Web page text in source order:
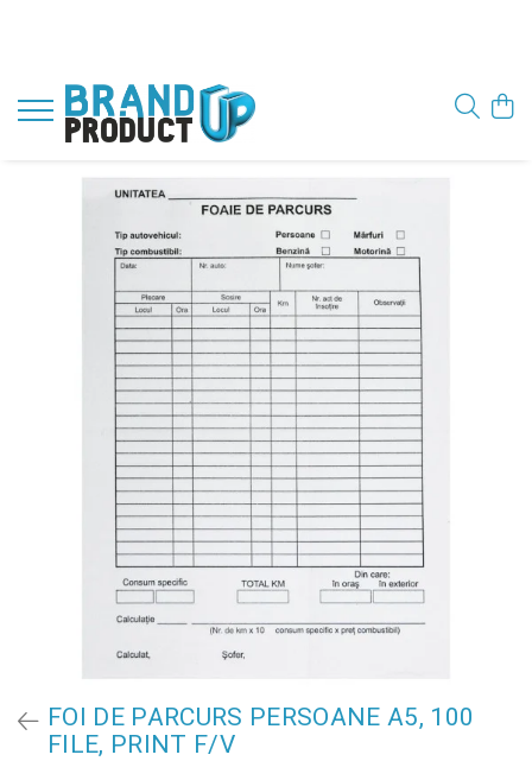
FOI DE PARCURS PERSOANE A5, 100
FILE, PRINT F/V